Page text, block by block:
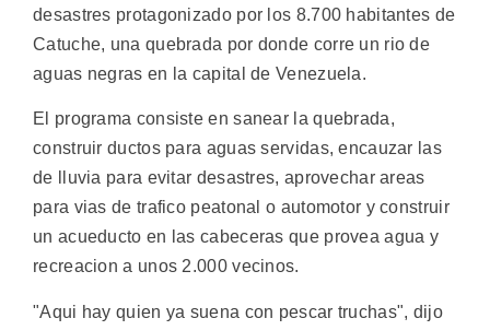
desastres protagonizado por los 8.700 habitantes de
Catuche, una quebrada por donde corre un rio de
aguas negras en la capital de Venezuela.
El programa consiste en sanear la quebrada,
construir ductos para aguas servidas, encauzar las
de lluvia para evitar desastres, aprovechar areas
para vias de trafico peatonal o automotor y construir
un acueducto en las cabeceras que provea agua y
recreacion a unos 2.000 vecinos.
"Aqui hay quien ya suena con pescar truchas", dijo